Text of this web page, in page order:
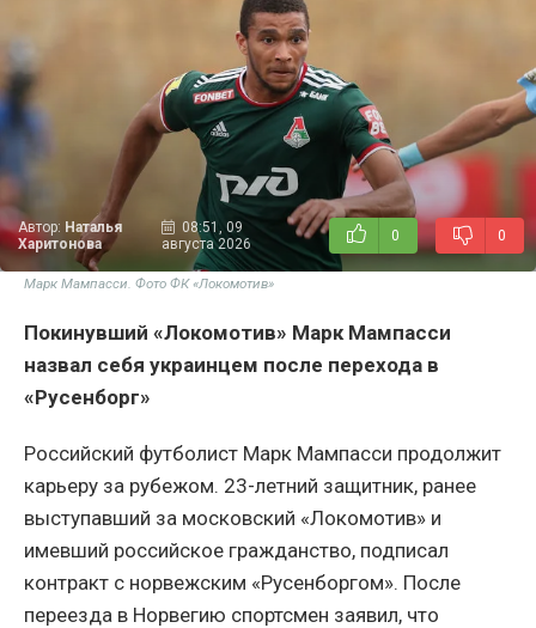
Автор: Наталья
Харитонова
08:51, 09
августа 2026
0 0
Марк Мампасси. Фото ФК «Локомотив»
Покинувший «Локомотив» Марк Мампасси
назвал себя украинцем после перехода в
«Русенборг»
Российский футболист Марк Мампасси продолжит
карьеру за рубежом. 23-летний защитник, ранее
выступавший за московский «Локомотив» и
имевший российское гражданство, подписал
контракт с норвежским «Русенборгом». После
переезда в Норвегию спортсмен заявил, что